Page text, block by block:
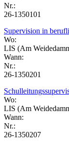
Nr.:
26-1350101
Supervision in
Wo:
LIS (Am
Wann:
Nr.:
26-1350201
Wo:
LIS (Am
Wann:
Nr.:
26-1350207